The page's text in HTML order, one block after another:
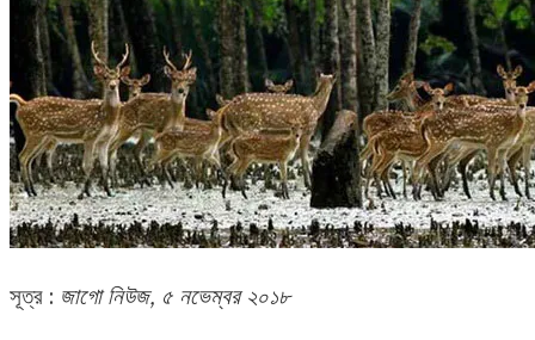
সূত্র : জাগো নিউজ, ৫ নভেম্বর ২০১৮